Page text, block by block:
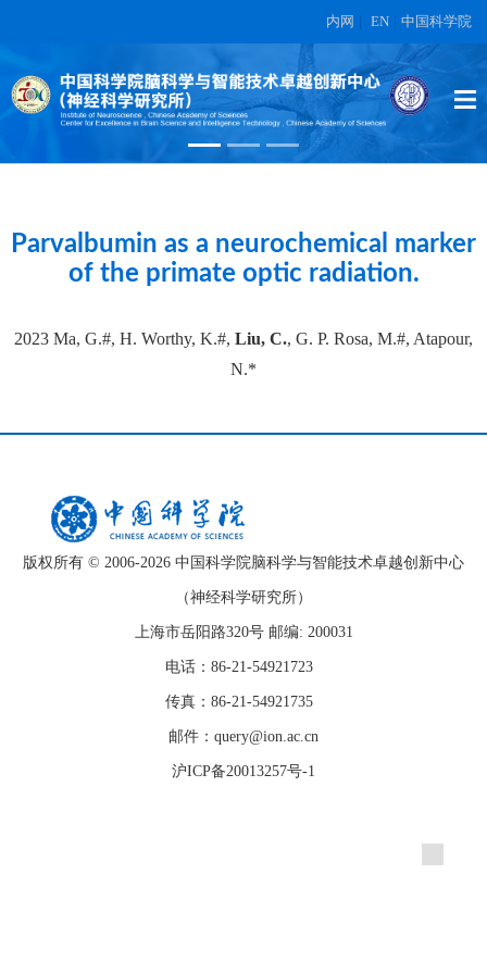
内网 EN 中国科学院
A small-molecule screen identifies
novel aging modulators by targeting
5-HT/DA signaling pathway
在另外数据表中
Parvalbumin as a neurochemical marker
of the primate optic radiation.
2023 Ma, G.#, H. Worthy, K.#, Liu, C., G. P. Rosa, M.#, Atapour,
N.*
版权所有 © 2006-2026 中国科学院脑科学与智能技术卓越创新中心
（神经科学研究所）
上海市岳阳路320号 邮编: 200031
电话：86-21-54921723
传真：86-21-54921735
邮件：query@ion.ac.cn
沪ICP备20013257号-1